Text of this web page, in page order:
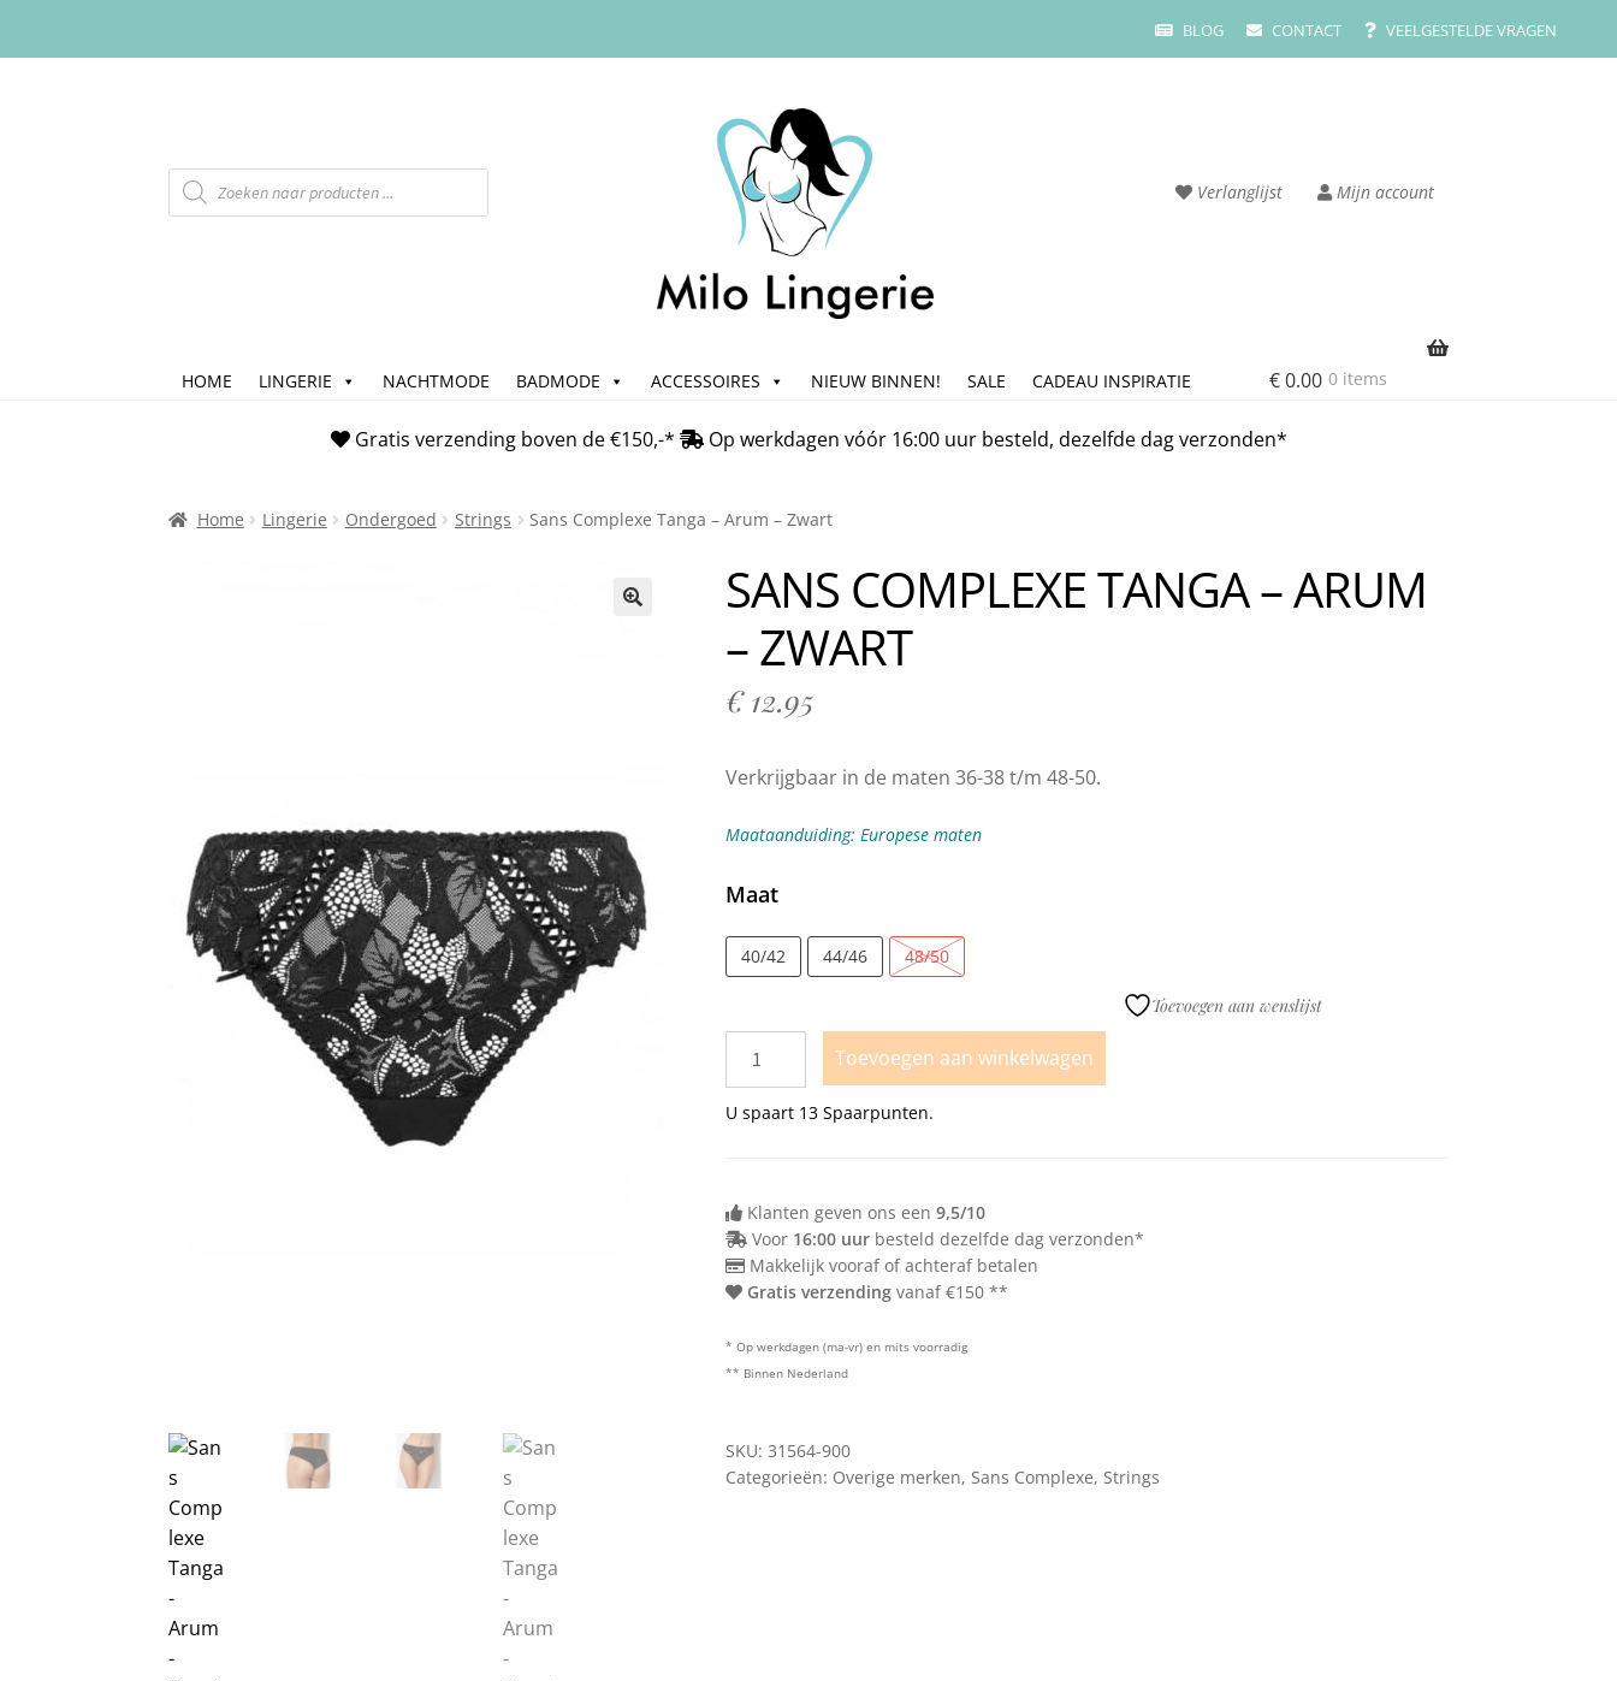
BLOG CONTACT VEELGESTELDE VRAGEN
Verlanglijst Mijn account
HOME LINGERIE NACHTMODE BADMODE ACCESSOIRES NIEUW BINNEN! SALE CADEAU INSPIRATIE
Algemene VoorwaardenBedrijfsgegevens & ContactBetalenBlog Cadeau & InpakserviceCart
€0.00 0 items
Gratis verzending boven de €150,-* Op werkdagen vóór 16:00 uur besteld, dezelfde dag verzonden*
Home Lingerie Ondergoed Strings Sans Complexe Tanga – Arum – Zwart
SANS COMPLEXE TANGA – ARUM
– ZWART
€12.95
Verkrijgbaar in de maten 36-38 t/m 48-50.
Maataanduiding: Europese maten
Maat
40/42 44/46 48/50
Toevoegen aan winkelwagen
U spaart 13Spaarpunten.
Toevoegen aan wenslijst
Klanten geven ons een 9,5/10
Voor 16:00 uurbesteld dezelfde dag verzonden*
Makkelijk vooraf of achteraf betalen
Gratis verzendingvanaf €150 **
* Op werkdagen (ma-vr) en mits voorradig
** Binnen Nederland
SKU: 31564-900
Categorieën: Overige merken, Sans Complexe, Strings